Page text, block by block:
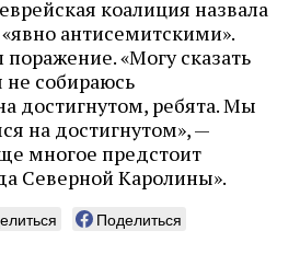
коалиция назвала
антисемитскими».
«Могу сказать
собираюсь
достигнутом, ребята. Мы
на достигнутом», —
многое предстоит
Северной Каролины».
Поделиться